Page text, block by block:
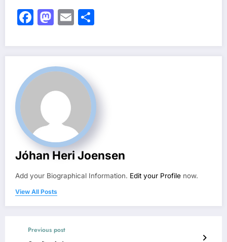
Facebook
Mastodon
Email
Jóhan Heri Joensen
Add your Biographical Information. Edit your Profile now.
View All Posts
Previous post